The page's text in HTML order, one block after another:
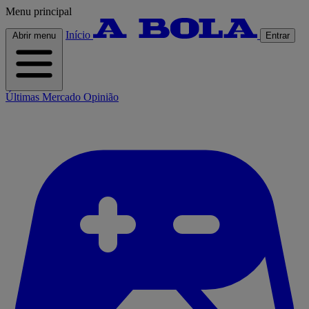
Menu principal
Abrir menu Início Entrar
Últimas Mercado Opinião